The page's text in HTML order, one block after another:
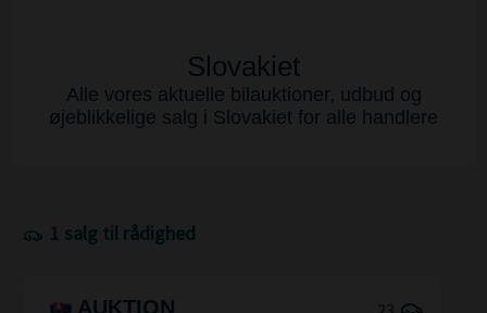
Slovakiet
Alle vores aktuelle bilauktioner, udbud og
øjeblikkelige salg i Slovakiet for alle handlere
1 salg til rådighed
AUKTION